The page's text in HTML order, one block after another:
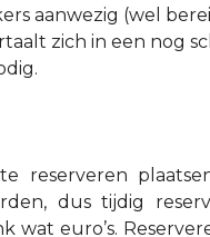
aanwezig (wel
zich in een nog
reserveren
dus tijdig
wat euro’s.